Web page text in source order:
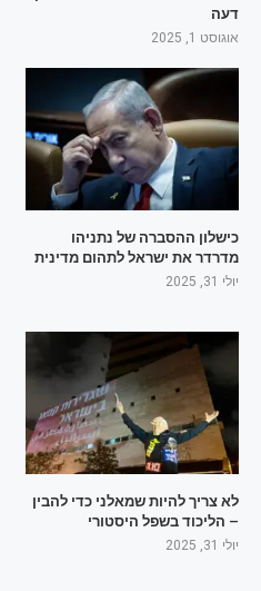
דעה
אוגוסט 1, 2025
כישלון ההסברה של נתניהו
מדרדר את ישראל לתהום מדינית
יולי 31, 2025
לא צריך להיות שמאלני כדי להבין
– הליכוד בשפל היסטורי
יולי 31, 2025